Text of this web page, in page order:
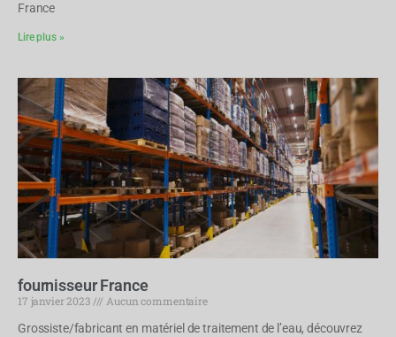
France
Lire plus »
fournisseur France
17 janvier 2023
Aucun commentaire
Grossiste/fabricant en matériel de traitement de l’eau, découvrez